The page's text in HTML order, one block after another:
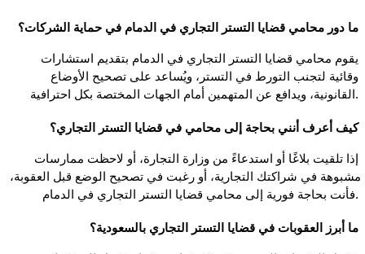
ما دور محامي قضايا التستر التجاري في الدمام في حماية الشركات؟
القانونية، ويدافع عن المتهمين أمام الجهات المختصة بكل احترافية.
كيف أعرف أنني بحاجة إلى محامي في قضايا التستر التجاري؟
فأنت بحاجة فورية إلى محامي قضايا التستر التجاري في الدمام.
ما أبرز العقوبات في قضايا التستر التجاري بالسعودية؟